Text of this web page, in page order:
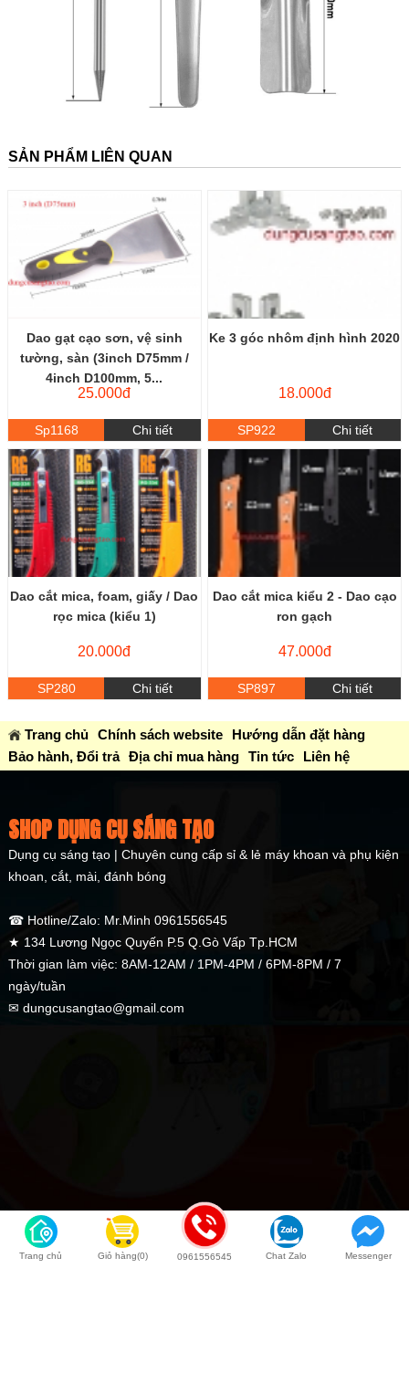
SẢN PHẨM LIÊN QUAN
Dao gạt cạo sơn, vệ sinh
tường, sàn (3inch D75mm /
4inch D100mm, 5...
25.000đ
Sp1168 Chi tiết
Ke 3 góc nhôm định hình 2020
18.000đ
SP922 Chi tiết
Dao cắt mica, foam, giấy / Dao
rọc mica (kiểu 1)
20.000đ
SP280 Chi tiết
Dao cắt mica kiểu 2 - Dao cạo
ron gạch
47.000đ
SP897 Chi tiết
Trang chủ Chính sách website
Hướng dẫn đặt hàng
Bảo hành, Đổi trả Địa chỉ mua hàng Tin tức Liên hệ
SHOP DỤNG CỤ SÁNG TẠO
Dụng cụ sáng tạo | Chuyên cung cấp sỉ & lẻ máy khoan và phụ kiện
khoan, cắt, mài, đánh bóng
☎ Hotline/Zalo: Mr.Minh 0961556545
★ 134 Lương Ngọc Quyến P.5 Q.Gò Vấp Tp.HCM
Thời gian làm việc: 8AM-12AM / 1PM-4PM / 6PM-8PM / 7
ngày/tuần
✉ dungcusangtao@gmail.com
Trang chủ Giỏ hàng(0) 0961556545 Chat Zalo Messenger